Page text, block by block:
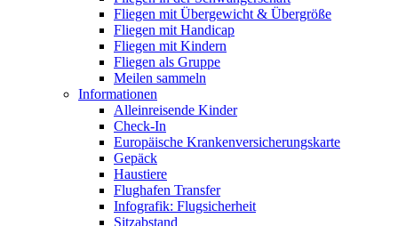
Fliegen mit Übergewicht & Übergröße
Fliegen mit Handicap
Fliegen mit Kindern
Fliegen als Gruppe
Meilen sammeln
Informationen
Alleinreisende Kinder
Check-In
Europäische Krankenversicherungskarte
Gepäck
Haustiere
Flughafen Transfer
Infografik: Flugsicherheit
Sitzabstand